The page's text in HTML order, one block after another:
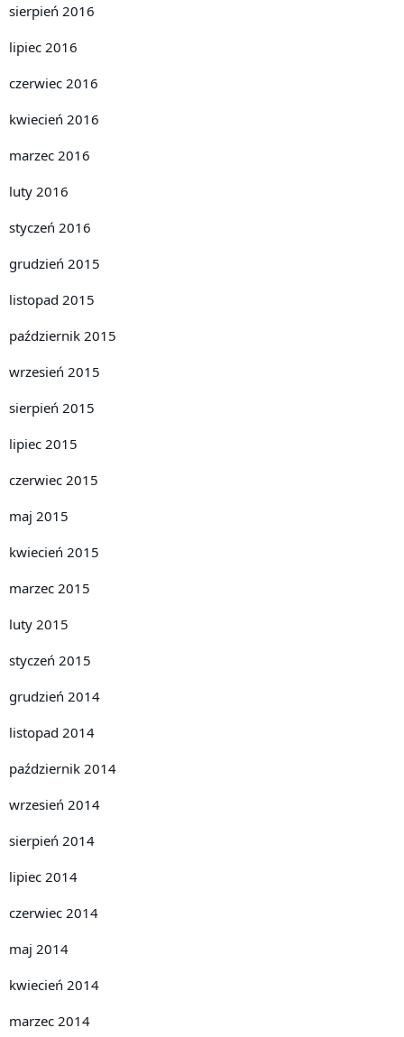
sierpień 2016
lipiec 2016
czerwiec 2016
kwiecień 2016
marzec 2016
luty 2016
styczeń 2016
grudzień 2015
listopad 2015
październik 2015
wrzesień 2015
sierpień 2015
lipiec 2015
czerwiec 2015
maj 2015
kwiecień 2015
marzec 2015
luty 2015
styczeń 2015
grudzień 2014
listopad 2014
październik 2014
wrzesień 2014
sierpień 2014
lipiec 2014
czerwiec 2014
maj 2014
kwiecień 2014
marzec 2014